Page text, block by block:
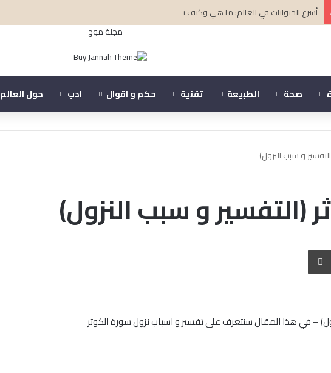
أسرع الحيوانات في العالم: ما هي وكيف تكتسب سرعتها؟
صحة الطبيعة تقنية حكم و اقوال ادب حول العالم
و سبب النزول)
(التفسير و سبب النزول)
البريد طباعة
– في هذا المقال سنتعرف على تفسير و اسباب نزول سورة الكوثر